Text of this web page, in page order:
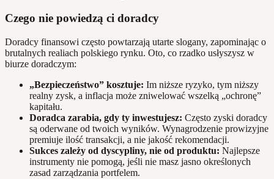
Czego nie powiedzą ci doradcy
Doradcy finansowi często powtarzają utarte slogany, zapominając o
brutalnych realiach polskiego rynku. Oto, co rzadko usłyszysz w
biurze doradczym:
„Bezpieczeństwo” kosztuje: Im niższe ryzyko, tym niższy
realny zysk, a inflacja może zniwelować wszelką „ochronę”
kapitału.
Doradca zarabia, gdy ty inwestujesz: Często zyski doradcy
są oderwane od twoich wyników. Wynagrodzenie prowizyjne
premiuje ilość transakcji, a nie jakość rekomendacji.
Sukces zależy od dyscypliny, nie od produktu: Najlepsze
instrumenty nie pomogą, jeśli nie masz jasno określonych
zasad zarządzania portfelem.